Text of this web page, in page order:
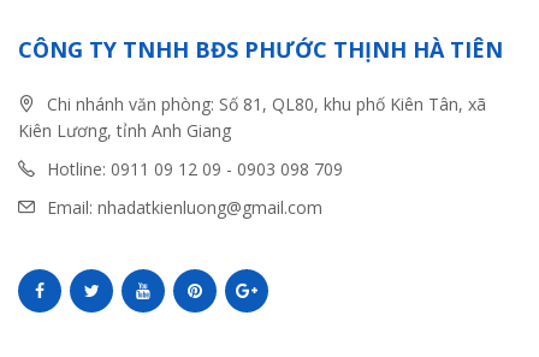
CÔNG TY TNHH BĐS PHƯỚC THỊNH HÀ TIÊN
Chi nhánh văn phòng: Số 81, QL80, khu phố Kiên Tân, xã
Kiên Lương, tỉnh Anh Giang
Hotline: 0911 09 12 09 - 0903 098 709
Email: nhadatkienluong@gmail.com